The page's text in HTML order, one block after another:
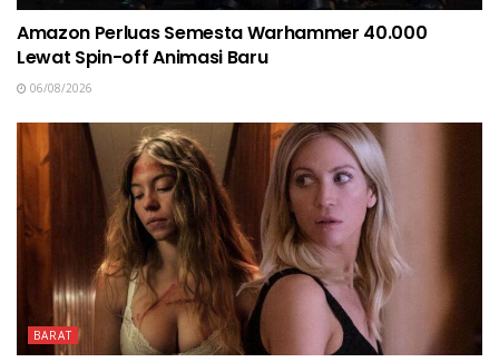
Amazon Perluas Semesta Warhammer 40.000
Lewat Spin-off Animasi Baru
06/08/2026
BARAT